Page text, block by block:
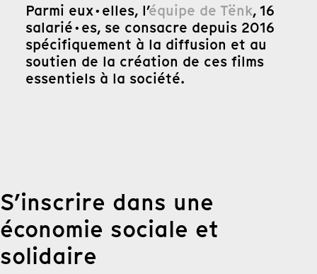
Parmi eux·elles, l’équipe de Tënk, 16
salarié·es, se consacre depuis 2016
spécifiquement à la diffusion et au
soutien de la création de ces films
essentiels à la société.
S’inscrire dans une
économie sociale et
solidaire